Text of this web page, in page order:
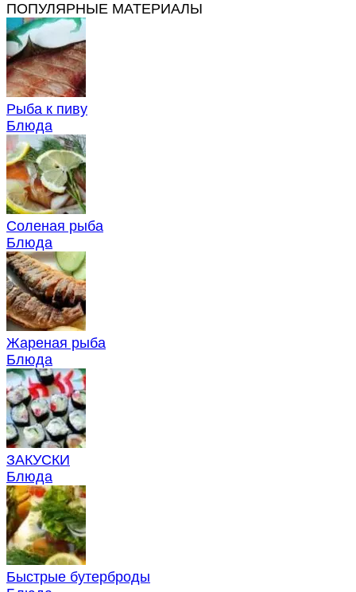
ПОПУЛЯРНЫЕ МАТЕРИАЛЫ
Рыба к пиву
Блюда
Соленая рыба
Блюда
Жареная рыба
Блюда
ЗАКУСКИ
Блюда
Быстрые бутерброды